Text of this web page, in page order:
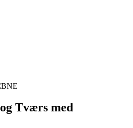
Tværs med